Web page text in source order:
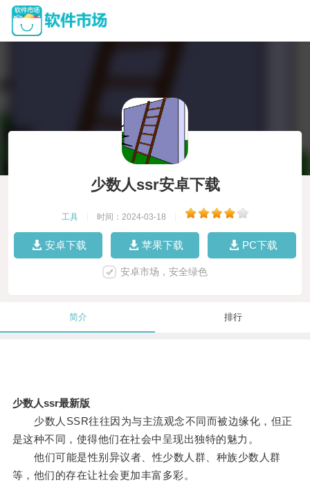
少数人ssr安卓下载
工具 时间：2024-03-18
安卓下载 苹果下载 PC下载
安卓市场，安全绿色
简介 排行
少数人ssr最新版
少数人SSR往往因为与主流观念不同而被边缘化，但正
是这种不同，使得他们在社会中呈现出独特的魅力。
他们可能是性别异议者、性少数人群、种族少数人群
等，他们的存在让社会更加丰富多彩。